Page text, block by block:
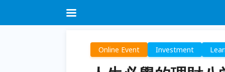
Online Event Investment